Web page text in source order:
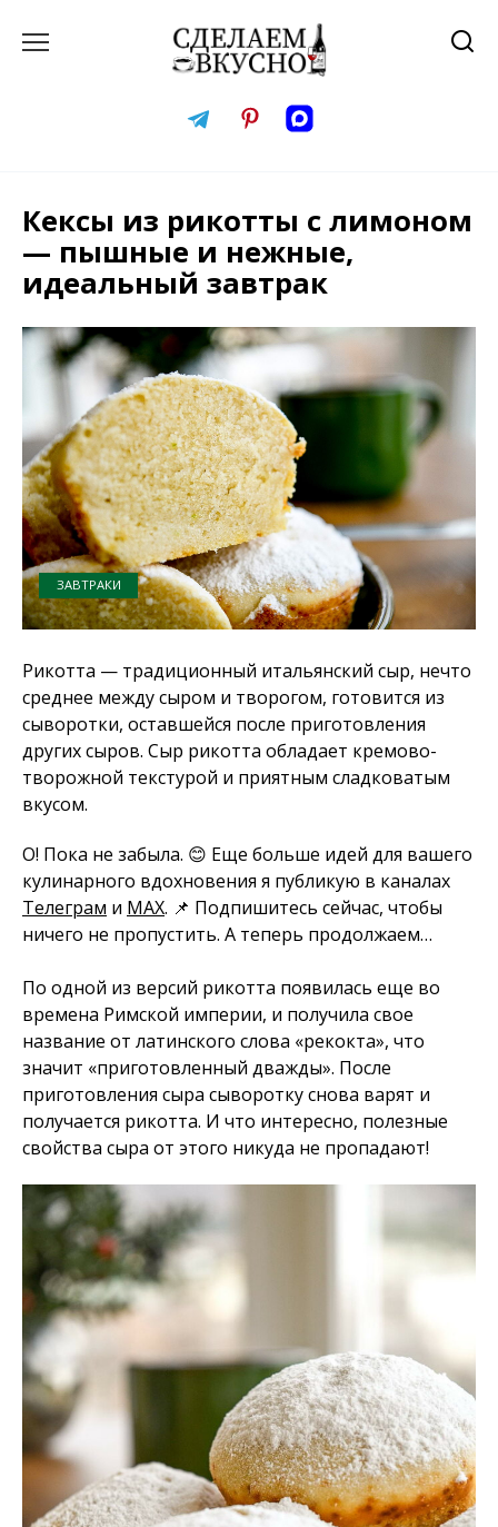
Кексы из рикотты с лимоном
— пышные и нежные,
идеальный завтрак
ЗАВТРАКИ
Рикотта — традиционный итальянский сыр, нечто
среднее между сыром и творогом, готовится из
сыворотки, оставшейся после приготовления
других сыров. Сыр рикотта обладает кремово-
творожной текстурой и приятным сладковатым
вкусом.
О! Пока не забыла. 😊 Еще больше идей для вашего
кулинарного вдохновения я публикую в каналах
Телеграм и MAX. 📌 Подпишитесь сейчас, чтобы
ничего не пропустить. А теперь продолжаем…
По одной из версий рикотта появилась еще во
времена Римской империи, и получила свое
название от латинского слова «рекокта», что
значит «приготовленный дважды». После
приготовления сыра сыворотку снова варят и
получается рикотта. И что интересно, полезные
свойства сыра от этого никуда не пропадают!